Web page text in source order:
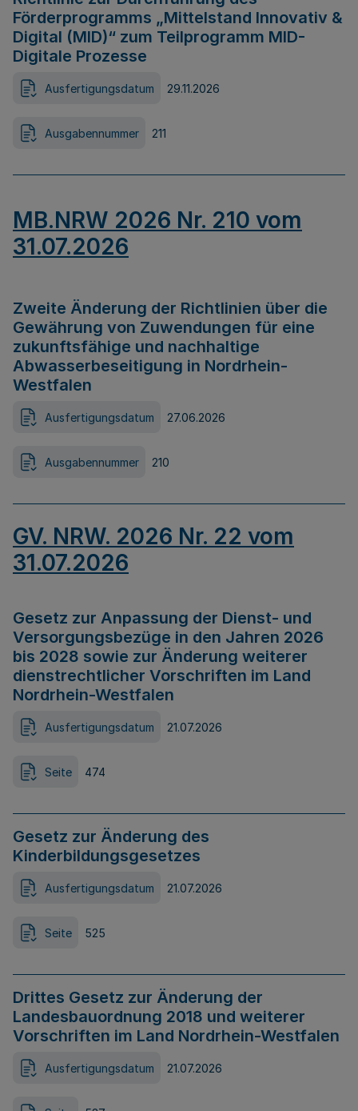
Förderprogramms „Mittelstand Innovativ &
Digital (MID)“ zum Teilprogramm MID-
Digitale Prozesse
Ausfertigungsdatum 29.11.2026
Ausgabennummer 211
MB.NRW 2026 Nr. 210 vom
31.07.2026
Zweite Änderung der Richtlinien über die
Gewährung von Zuwendungen für eine
zukunftsfähige und nachhaltige
Abwasserbeseitigung in Nordrhein-
Westfalen
Ausfertigungsdatum 27.06.2026
Ausgabennummer 210
GV. NRW. 2026 Nr. 22 vom
31.07.2026
Gesetz zur Anpassung der Dienst- und
Versorgungsbezüge in den Jahren 2026
bis 2028 sowie zur Änderung weiterer
dienstrechtlicher Vorschriften im Land
Nordrhein-Westfalen
Ausfertigungsdatum 21.07.2026
Seite 474
Gesetz zur Änderung des
Kinderbildungsgesetzes
Ausfertigungsdatum 21.07.2026
Seite 525
Drittes Gesetz zur Änderung der
Landesbauordnung 2018 und weiterer
Vorschriften im Land Nordrhein-Westfalen
Ausfertigungsdatum 21.07.2026